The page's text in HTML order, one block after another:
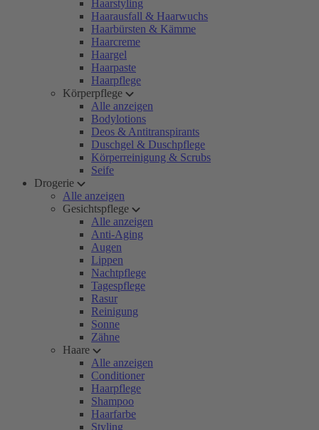
Haarstyling
Haarausfall & Haarwuchs
Haarbürsten & Kämme
Haarcreme
Haargel
Haarpaste
Haarpflege
Körperpflege
Alle anzeigen
Bodylotions
Deos & Antitranspirants
Duschgel & Duschpflege
Körperreinigung & Scrubs
Seife
Drogerie
Alle anzeigen
Gesichtspflege
Alle anzeigen
Anti-Aging
Augen
Lippen
Nachtpflege
Tagespflege
Rasur
Reinigung
Sonne
Zähne
Haare
Alle anzeigen
Conditioner
Haarpflege
Shampoo
Haarfarbe
Styling